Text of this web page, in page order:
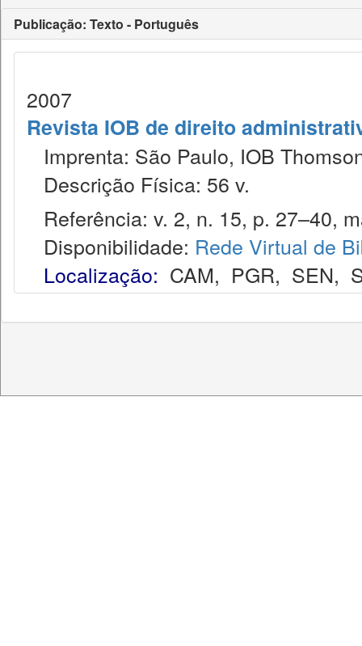
Publicação: Texto - Português
2007
Revista IOB de direito
Imprenta: São Paulo, IOB
Descrição Física: 56 v.
Referência: v. 2, n. 15, p. 27–40,
Disponibilidade: Rede Virtual de
Localização: CAM, PGR, SEN,